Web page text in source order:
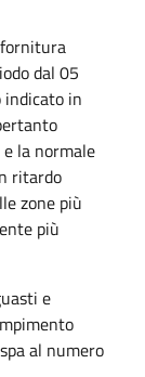
dal 05
indicato in
la normale
ritardo
zone più
più
e
al numero